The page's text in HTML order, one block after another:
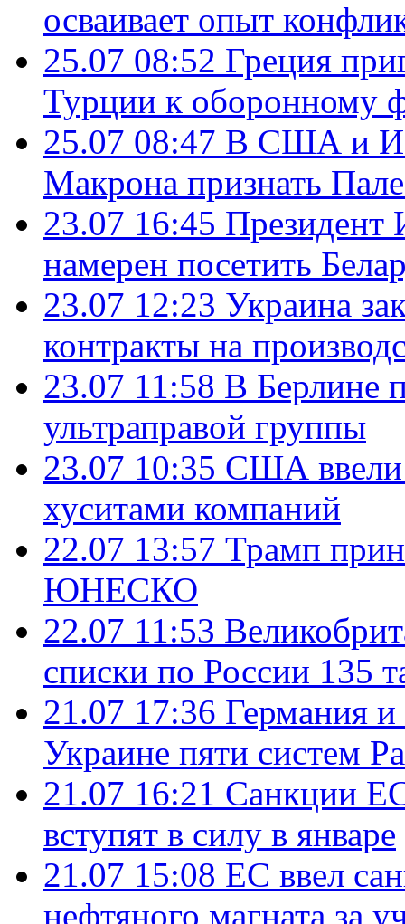
осваивает опыт
25.07 08:52 Греция
Турции к оборонному
25.07 08:47 В США и
Макрона признать
23.07 16:45 Президент
намерен посетить
23.07 12:23 Украина
контракты на
23.07 11:58 В Берлине
ультраправой группы
23.07 10:35 США ввели
хуситами компаний
22.07 13:57 Трамп
ЮНЕСКО
22.07 11:53
списки по России 135
21.07 17:36 Германия
Украине пяти систем
21.07 16:21 Санкции
вступят в силу в январе
21.07 15:08 ЕС ввел
нефтяного магната за